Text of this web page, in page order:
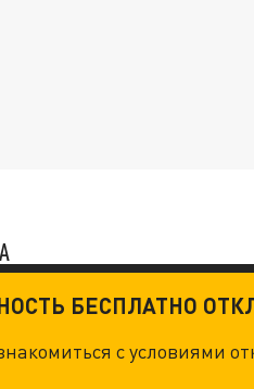
БЕЛЫЕ ПЕРЧАТКИ": КАК
БЕСПЛАТНО
с условиями